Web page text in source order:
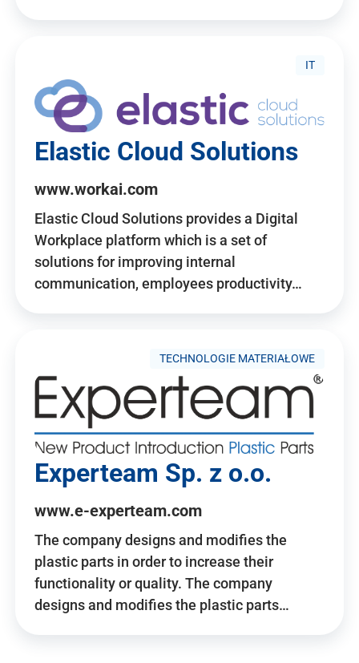
IT
Elastic Cloud Solutions
www.workai.com
Elastic Cloud Solutions provides a Digital
Workplace platform which is a set of
solutions for improving internal
communication, employees productivity…
TECHNOLOGIE MATERIAŁOWE
Experteam Sp. z o.o.
www.e-experteam.com
The company designs and modifies the
plastic parts in order to increase their
functionality or quality. The company
designs and modifies the plastic parts…